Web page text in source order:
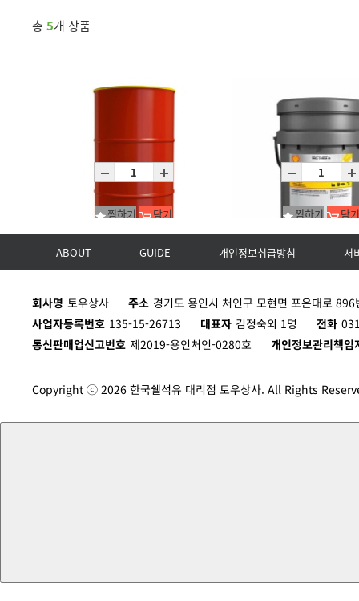
총 5개 상품
Corena S3 R 32/D200L
D200L
찜하기 담기
Corena S4 R 68/P20L
P20L
찜하기 담기
ABOUT GUIDE 개인정보취급방침 서
회사명 토우상사 주소 경기도 용인시 처인구 모현면 포은대로
사업자등록번호 135-15-26713 대표자 김정숙외 1명 전화
통신판매업신고번호 제2019-용인처인-0280호 개인정보관리책임
Copyright ⓒ 2026 한국쉘석유 대리점 토우상사. All Rights